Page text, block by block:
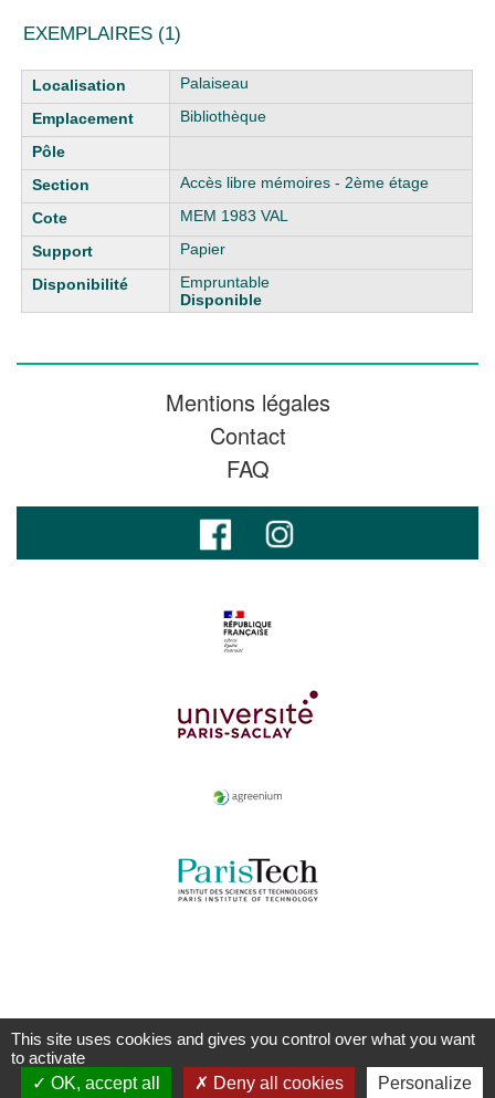
EXEMPLAIRES (1)
Liste des exemplaires
Palaiseau
Bibliothèque
Accès libre mémoires - 2ème étage
MEM 1983 VAL
Papier
Empruntable
Disponible
Mentions légales
Contact
FAQ
This site uses cookies and gives you control over what you want
to activate
OK, accept all
Deny all cookies Personalize